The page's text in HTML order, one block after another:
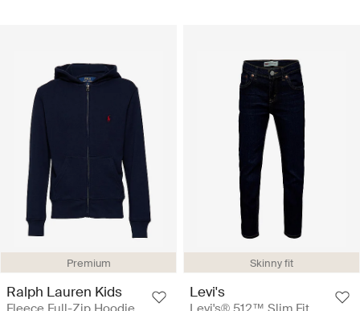
Premium
Ralph Lauren Kids
Skinny fit
Levi's